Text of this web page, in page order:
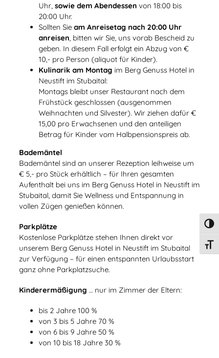
Uhr, sowie dem Abendessen von 18:00 bis
20:00 Uhr.
Sollten Sie am Anreisetag nach 20:00 Uhr
anreisen, bitten wir Sie, uns vorab Bescheid zu
geben. In diesem Fall erfolgt ein Abzug von €
10,- pro Person (aliquot für Kinder).
Kulinarik am Montag im Berg Genuss Hotel in
Neustift im Stubaital:
Montags bleibt unser Restaurant nach dem
Frühstück geschlossen (ausgenommen
Weihnachten und Silvester). Wir ziehen dafür €
15,00 pro Erwachsenen und den anteiligen
Betrag für Kinder vom Halbpensionspreis ab.
Bademäntel
Bademäntel sind an unserer Rezeption leihweise um
€ 5,- pro Stück erhältlich – für Ihren gesamten
Aufenthalt bei uns im Berg Genuss Hotel in Neustift im
Stubaital, damit Sie Wellness und Entspannung in
vollen Zügen genießen können.
Parkplätze
Kostenlose Parkplätze stehen Ihnen direkt vor
unserem Berg Genuss Hotel in Neustift im Stubaital
zur Verfügung – für einen entspannten Urlaubsstart
ganz ohne Parkplatzsuche.
Kinderermäßigung … nur im Zimmer der Eltern:
bis 2 Jahre 100 %
von 3 bis 5 Jahre 70 %
von 6 bis 9 Jahre 50 %
von 10 bis 18 Jahre 30 %